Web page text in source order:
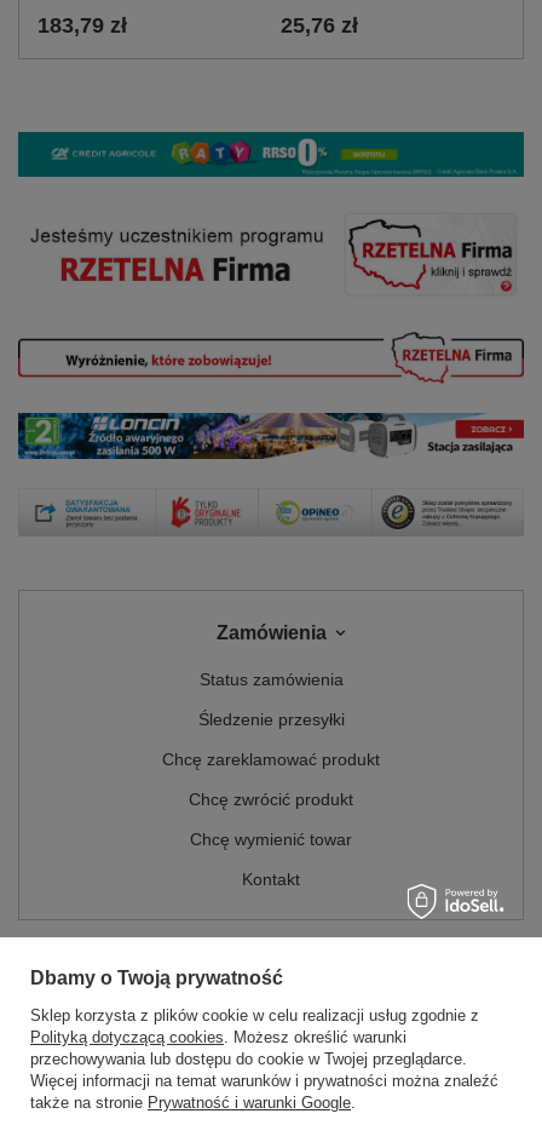
183,79 zł 25,76 zł
Zamówienia
Status zamówienia
Śledzenie przesyłki
Chcę zareklamować produkt
Chcę zwrócić produkt
Chcę wymienić towar
Kontakt
Konto
Regulaminy
MOJE KONTO
Dbamy o Twoją prywatność
Sklep korzysta z plików cookie w celu realizacji usług zgodnie z
Polityką dotyczącą cookies. Możesz określić warunki
przechowywania lub dostępu do cookie w Twojej przeglądarce.
Więcej informacji na temat warunków i prywatności można znaleźć
także na stronie Prywatność i warunki Google.